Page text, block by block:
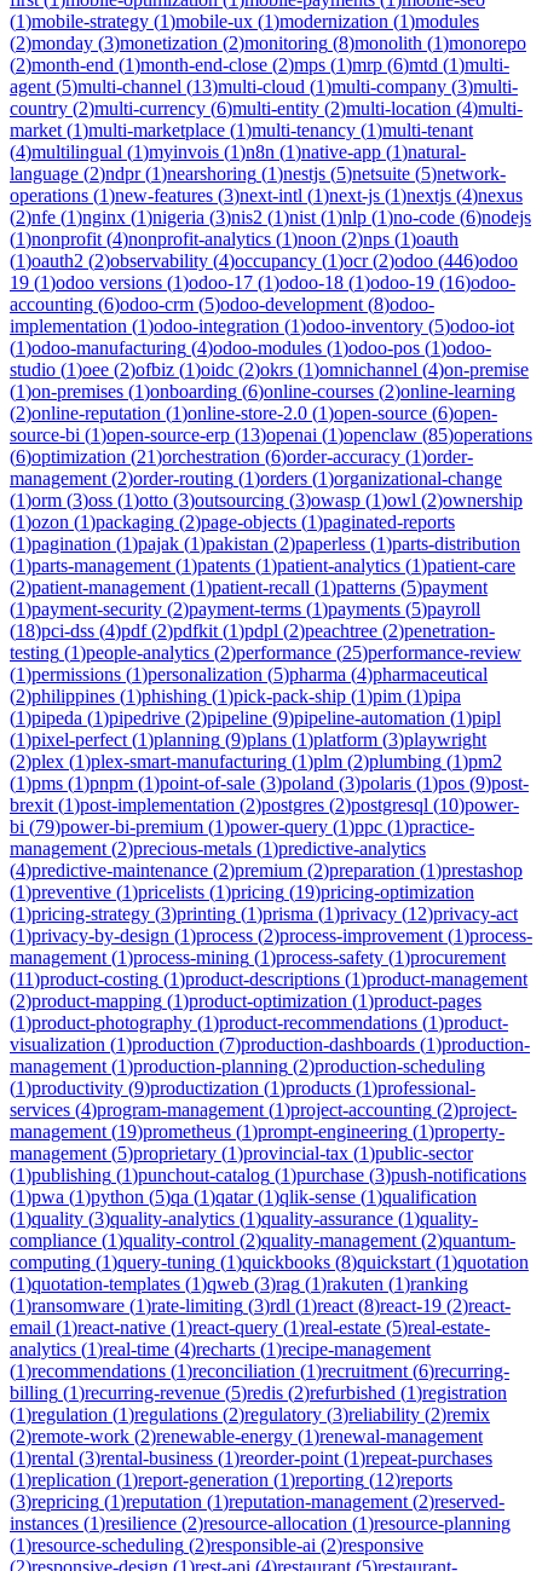
(1)mobile-strategy (1)mobile-ux (1)modernization (1)modules
(2)monday (3)monetization (2)monitoring (8)monolith (1)monorepo
(2)month-end (1)month-end-close (2)mps (1)mrp (6)mtd (1)multi-
agent (5)multi-channel (13)multi-cloud (1)multi-company (3)multi-
country (2)multi-currency (6)multi-entity (2)multi-location (4)multi-
market (1)multi-marketplace (1)multi-tenancy (1)multi-tenant
(4)multilingual (1)myinvois (1)n8n (1)native-app (1)natural-
language (2)ndpr(1)nearshoring (1)nestjs (5)netsuite (5)network-
operations (1)new-features (3)next-intl (1)next-js (1)nextjs (4)nexus
(2)nfe (1)nginx (1)nigeria (3)nis2 (1)nist (1)nlp (1)no-code (6)nodejs
(1)nonprofit (4)nonprofit-analytics (1)noon (2)nps (1)oauth
(1)oauth2 (2)observability (4)occupancy (1)ocr(2)odoo (446)odoo
19 (1)odoo versions (1)odoo-17 (1)odoo-18 (1)odoo-19 (16)odoo-
accounting (6)odoo-crm (5)odoo-development (8)odoo-
implementation (1)odoo-integration (1)odoo-inventory (5)odoo-iot
(1)odoo-manufacturing (4)odoo-modules (1)odoo-pos (1)odoo-
studio (1)oee (2)ofbiz (1)oidc (2)okrs (1)omnichannel (4)on-premise
(1)on-premises (1)onboarding (6)online-courses (2)online-learning
(2)online-reputation (1)online-store-2.0 (1)open-source (6)open-
source-bi (1)open-source-erp (13)openai (1)openclaw (85)operations
(6)optimization (21)orchestration (6)order-accuracy (1)order-
management (2)order-routing (1)orders (1)organizational-change
(1)orm (3)oss (1)otto (3)outsourcing (3)owasp (1)owl (2)ownership
(1)ozon (1)packaging (2)page-objects (1)paginated-reports
(1)pagination (1)pajak (1)pakistan (2)paperless (1)parts-distribution
(1)parts-management (1)patents (1)patient-analytics (1)patient-care
(2)patient-management (1)patient-recall (1)patterns (5)payment
(1)payment-security (2)payment-terms (1)payments (5)payroll
(18)pci-dss (4)pdf(2)pdfkit (1)pdpl (2)peachtree (2)penetration-
testing (1)people-analytics (2)performance (25)performance-review
(1)permissions (1)personalization (5)pharma (4)pharmaceutical
(2)philippines (1)phishing (1)pick-pack-ship (1)pim (1)pipa
(1)pipeda (1)pipedrive (2)pipeline (9)pipeline-automation (1)pipl
(1)pixel-perfect (1)planning (9)plans (1)platform (3)playwright
(2)plex (1)plex-smart-manufacturing (1)plm (2)plumbing (1)pm2
(1)pms (1)pnpm (1)point-of-sale (3)poland (3)polaris (1)pos (9)post-
brexit (1)post-implementation (2)postgres (2)postgresql (10)power-
bi (79)power-bi-premium (1)power-query (1)ppc (1)practice-
management (2)precious-metals (1)predictive-analytics
(4)predictive-maintenance (2)premium (2)preparation (1)prestashop
(1)preventive (1)pricelists (1)pricing (19)pricing-optimization
(1)pricing-strategy (3)printing (1)prisma (1)privacy (12)privacy-act
(1)privacy-by-design (1)process (2)process-improvement (1)process-
management (1)process-mining (1)process-safety (1)procurement
(11)product-costing (1)product-descriptions (1)product-management
(2)product-mapping (1)product-optimization (1)product-pages
(1)product-photography (1)product-recommendations (1)product-
visualization (1)production (7)production-dashboards (1)production-
management (1)production-planning (2)production-scheduling
(1)productivity (9)productization (1)products (1)professional-
services (4)program-management (1)project-accounting (2)project-
management (19)prometheus (1)prompt-engineering (1)property-
management (5)proprietary (1)provincial-tax (1)public-sector
(1)publishing (1)punchout-catalog (1)purchase (3)push-notifications
(1)pwa (1)python (5)qa (1)qatar(1)qlik-sense (1)qualification
(1)quality (3)quality-analytics (1)quality-assurance (1)quality-
compliance (1)quality-control (2)quality-management (2)quantum-
computing (1)query-tuning (1)quickbooks (8)quickstart (1)quotation
(1)quotation-templates (1)qweb (3)rag (1)rakuten (1)ranking
(1)ransomware (1)rate-limiting (3)rdl (1)react (8)react-19 (2)react-
email (1)react-native (1)react-query (1)real-estate (5)real-estate-
analytics (1)real-time (4)recharts (1)recipe-management
(1)recommendations (1)reconciliation (1)recruitment (6)recurring-
billing (1)recurring-revenue (5)redis (2)refurbished (1)registration
(1)regulation (1)regulations (2)regulatory (3)reliability (2)remix
(2)remote-work (2)renewable-energy (1)renewal-management
(1)rental (3)rental-business (1)reorder-point (1)repeat-purchases
(1)replication (1)report-generation (1)reporting (12)reports
(3)repricing (1)reputation (1)reputation-management (2)reserved-
instances (1)resilience (2)resource-allocation (1)resource-planning
(1)resource-scheduling (2)responsible-ai (2)responsive
(2)responsive-design (1)rest-api (4)restaurant (5)restaurant-